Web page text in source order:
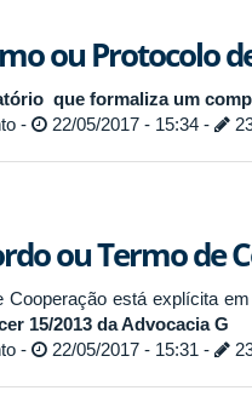
ou Protocolo
que formaliza um
-
22/05/2017 - 15:34 -
ou Termo de
Cooperação está explícita
15/2013 da Advocacia G
-
22/05/2017 - 15:31 -